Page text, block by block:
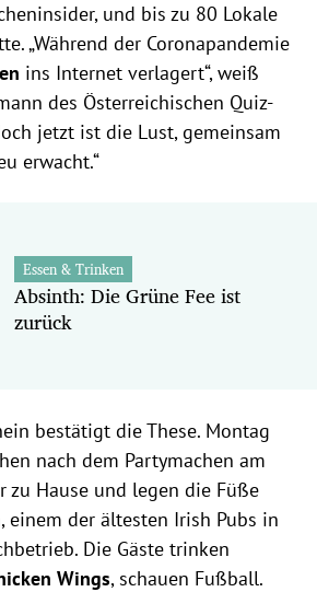
und bis zu 80 Lokale
„Während der Coronapandemie
ins Internet verlagert“, weiß
des Österreichischen Quiz-
jetzt ist die Lust, gemeinsam
erwacht.“
Essen & Trinken
Absinth: Die Grüne Fee ist
zurück
bestätigt die These. Montag
nach dem Partymachen am
zu Hause und legen die Füße
einem der ältesten Irish Pubs in
Die Gäste trinken
Wings, schauen Fußball.